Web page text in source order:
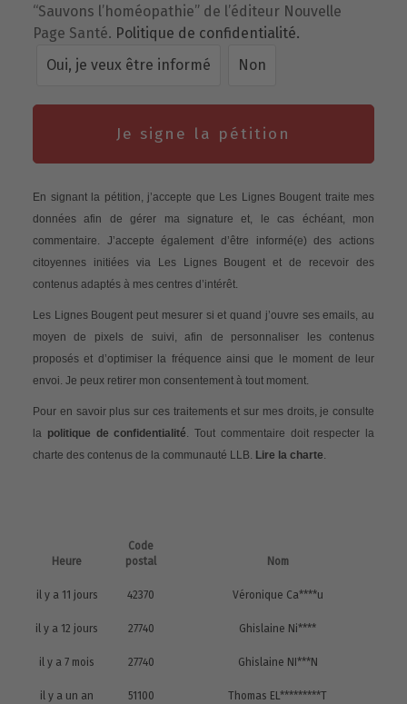
“Sauvons l’homéopathie” de l’éditeur Nouvelle
Page Santé. Politique de confidentialité.
Oui, je veux être informé
Non
Je signe la pétition
En signant la pétition, j’accepte que Les Lignes Bougent traite mes
données afin de gérer ma signature et, le cas échéant, mon
commentaire. J’accepte également d’être informé(e) des actions
citoyennes initiées via Les Lignes Bougent et de recevoir des
contenus adaptés à mes centres d’intérêt.
Les Lignes Bougent peut mesurer si et quand j’ouvre ses emails, au
moyen de pixels de suivi, afin de personnaliser les contenus
proposés et d’optimiser la fréquence ainsi que le moment de leur
envoi. Je peux retirer mon consentement à tout moment.
Pour en savoir plus sur ces traitements et sur mes droits, je consulte
la politique de confidentialité. Tout commentaire doit respecter la
charte des contenus de la communauté LLB. Lire la charte.
Heure
Code
postal
Nom
il y a 11 jours 42370 Véronique Ca****u
il y a 12 jours 27740 Ghislaine Ni****
il y a 7 mois 27740 Ghislaine NI***N
il y a un an 51100 Thomas EL*********T